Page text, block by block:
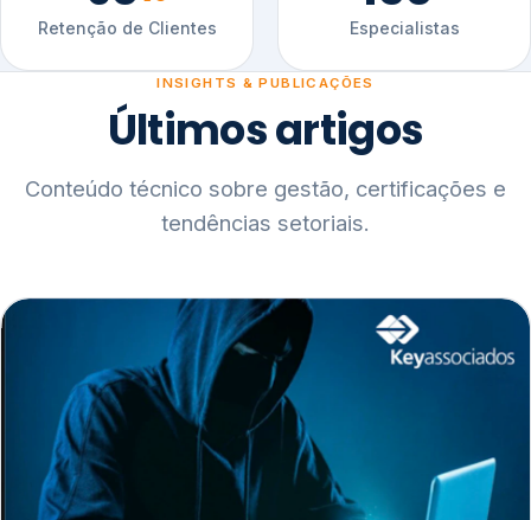
Retenção de Clientes Especialistas
INSIGHTS & PUBLICAÇÕES
Últimos artigos
Conteúdo técnico sobre gestão, certificações e
tendências setoriais.